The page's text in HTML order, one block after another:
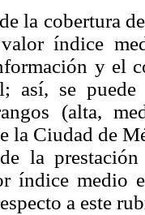
la cobertura
índice
y el
así, se
(alta,
la Ciudad de
la
índice medio
a este